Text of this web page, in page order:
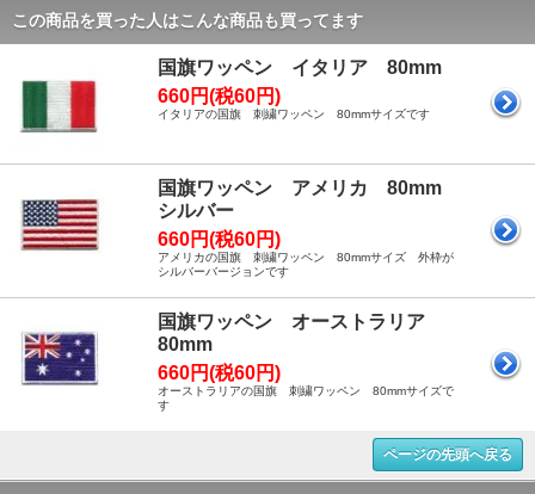
この商品を買った人はこんな商品も買ってます
国旗ワッペン イタリア 80mm
660円(税60円)
イタリアの国旗 刺繍ワッペン 80mmサイズです
国旗ワッペン アメリカ 80mm
シルバー
660円(税60円)
アメリカの国旗 刺繍ワッペン 80mmサイズ 外枠が
シルバーバージョンです
国旗ワッペン オーストラリア
80mm
660円(税60円)
オーストラリアの国旗 刺繍ワッペン 80mmサイズで
す
ページの先頭へ戻る